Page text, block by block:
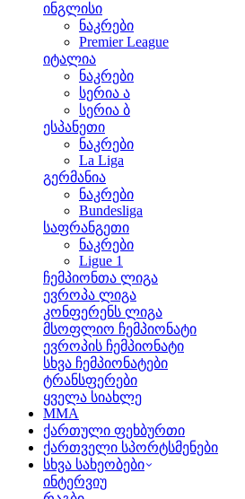
ინგლისი
ნაკრები
Premier League
იტალია
ნაკრები
სერია ა
სერია ბ
ესპანეთი
ნაკრები
La Liga
გერმანია
ნაკრები
Bundesliga
საფრანგეთი
ნაკრები
Ligue 1
ჩემპიონთა ლიგა
ევროპა ლიგა
კონფერენს ლიგა
მსოფლიო ჩემპიონატი
ევროპის ჩემპიონატი
სხვა ჩემპიონატები
ტრანსფერები
ყველა სიახლე
MMA
ქართული ფეხბურთი
ქართველი სპორტსმენები
სხვა სახეობები
ინტერვიუ